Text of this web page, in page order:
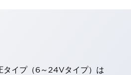
タイプ（6～24Vタイプ）は